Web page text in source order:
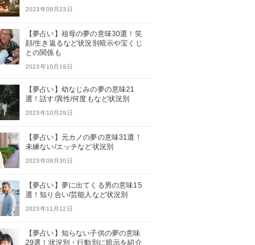
2023年09月23日
【夢占い】祖母の夢の意味30選！笑
顔/生き返るなど状況別暗示や宝くじ
との関係も
2023年10月19日
【夢占い】幼なじみの夢の意味21
選！話す/異性/何度もなど状況別
2023年10月29日
【夢占い】元カノの夢の意味31選！
未練ない/エッチなど状況別
2023年08月30日
【夢占い】夢に出てくる男の意味15
選！知り合い/芸能人など状況別
2023年11月12日
【夢占い】知らない子供の夢の意味
29選！状況別・行動別に暗示を紹介